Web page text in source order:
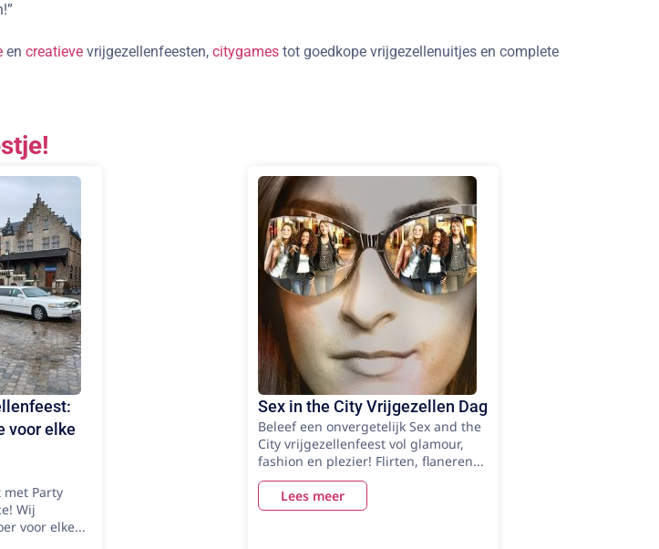
en creatieve vrijgezellenfeesten, citygames tot goedkope vrijgezellenuitjes en complete
voor elke
met Party
Wij
voor elke...
Sex in the City Vrijgezellen Dag
Beleef een onvergetelijk Sex and the
City vrijgezellenfeest vol glamour,
fashion en plezier! Flirten, flaneren...
Lees meer